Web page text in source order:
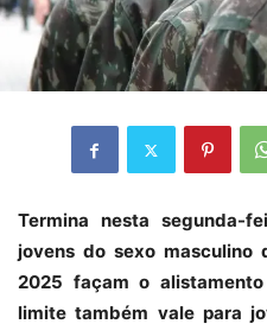
Termina nesta segunda-
jovens do sexo masculino
2025 façam o
limite também vale para